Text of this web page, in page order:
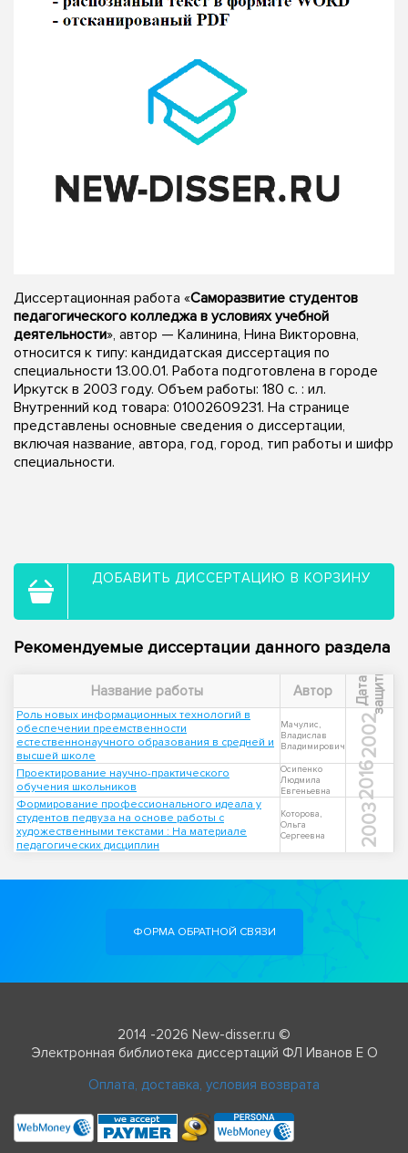
Диссертационная работа «Саморазвитие студентов
педагогического колледжа в условиях учебной
деятельности», автор — Калинина, Нина Викторовна,
относится к типу: кандидатская диссертация по
специальности 13.00.01. Работа подготовлена в городе
Иркутск в 2003 году. Объем работы: 180 с. : ил.
Внутренний код товара: 01002609231. На странице
представлены основные сведения о диссертации,
включая название, автора, год, город, тип работы и шифр
специальности.
ДОБАВИТЬ ДИССЕРТАЦИЮ В КОРЗИНУ
Рекомендуемые диссертации данного раздела
Название работы Автор Д
а
т
а
з
а
щ
и
т ы
Роль новых информационных технологий в
обеспечении преемственности
естественнонаучного образования в средней и
высшей школе
Мачулис,
Владислав
Владимирович
2002
Проектирование научно-практического
обучения школьников
Осипенко
Людмила
Евгеньевна
2016
Формирование профессионального идеала у
студентов педвуза на основе работы с
художественными текстами : На материале
педагогических дисциплин
Которова,
Ольга
Сергеевна
2003
ФОРМА ОБРАТНОЙ СВЯЗИ
2014 -2026 New-disser.ru ©
Электронная библиотека диссертаций ФЛ Иванов Е О
Оплата, доставка, условия возврата